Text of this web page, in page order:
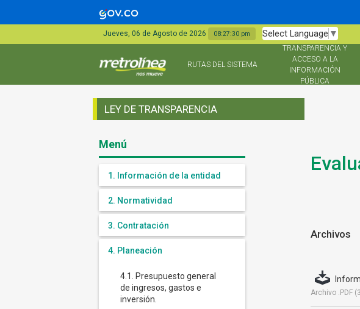
Jueves, 06 de Agosto de 2026 08:27:30 pm Select Language ▼
RUTAS DEL SISTEMA
TRANSPARENCIA Y
ACCESO A LA
INFORMACIÓN
PÚBLICA
LEY DE TRANSPARENCIA
Menú
1. Información de la entidad
2. Normatividad
3. Contratación
4. Planeación
4.1. Presupuesto general
de ingresos, gastos e
inversión.
Archivos
Archivo .PDF